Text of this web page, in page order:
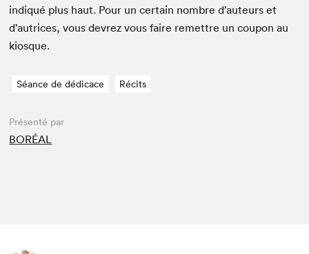
indiqué plus haut. Pour un cer­tain nom­bre d’auteurs et
d’autrices, vous devrez vous faire remet­tre un coupon au
kiosque.
Séance de dédicace Récits
Présenté par
BORÉAL